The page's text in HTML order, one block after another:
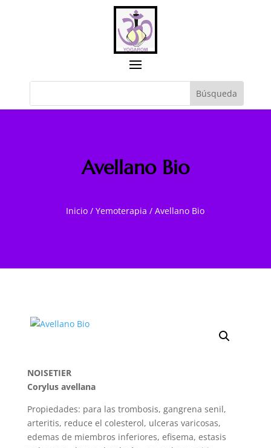
Avellano Bio
Inicio /Yemoterapia /Avellano Bio
NOISETIER
Corylus avellana
Propiedades: para las trombosis, gangrena senil,
arteritis, reduce el colesterol, ulceras varicosas,
edemas de miembros inferiores, efisema, estasis